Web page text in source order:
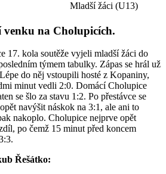
Mladší žáci (U13)
na Cholupicích.
17. kola soutěže vyjeli mladší žáci do
týmem tabulky. Zápas se hrál už
do něj vstoupili hosté z Kopaniny,
minut vedli 2:0. Domácí Cholupice
se šlo za stavu 1:2. Po přestávce se
navýšit náskok na 3:1, ale ani to
nakoplo. Cholupice nejprve opět
po čemž 15 minut před koncem
Řešátko: